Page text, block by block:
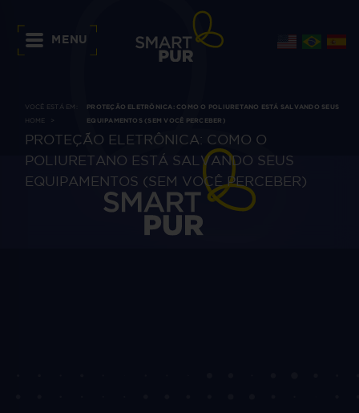
MENU
VOCÊ ESTÁ EM:
HOME
PROTEÇÃO ELETRÔNICA: COMO O POLIURETANO ESTÁ SALVANDO SEUS
EQUIPAMENTOS (SEM VOCÊ PERCEBER)
PROTEÇÃO ELETRÔNICA: COMO O
POLIURETANO ESTÁ SALVANDO SEUS
EQUIPAMENTOS (SEM VOCÊ PERCEBER)